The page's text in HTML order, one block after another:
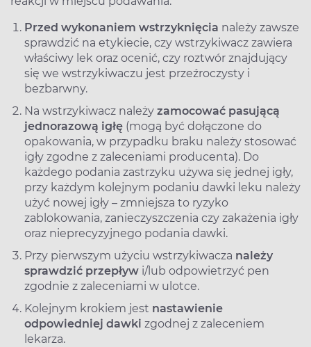
Przed wykonaniem wstrzyknięcia należy zawsze
sprawdzić na etykiecie, czy wstrzykiwacz zawiera
właściwy lek oraz ocenić, czy roztwór znajdujący
się we wstrzykiwaczu jest przeźroczysty i
bezbarwny.
Na wstrzykiwacz należy zamocować pasującą
jednorazową igłę (mogą być dołączone do
opakowania, w przypadku braku należy stosować
igły zgodne z zaleceniami producenta). Do
każdego podania zastrzyku używa się jednej igły,
przy każdym kolejnym podaniu dawki leku należy
użyć nowej igły – zmniejsza to ryzyko
zablokowania, zanieczyszczenia czy zakażenia igły
oraz nieprecyzyjnego podania dawki.
Przy pierwszym użyciu wstrzykiwacza należy
sprawdzić przepływ i/lub odpowietrzyć pen
zgodnie z zaleceniami w ulotce.
Kolejnym krokiem jest nastawienie
odpowiedniej dawki zgodnej z zaleceniem
lekarza.